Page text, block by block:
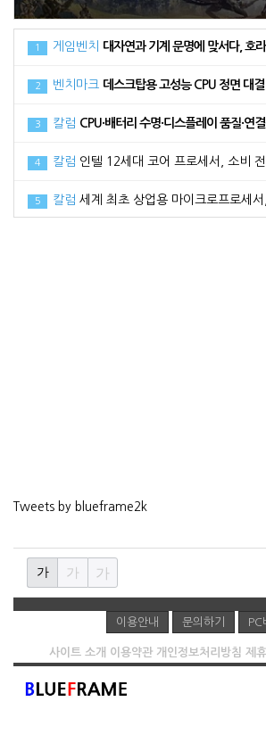
1 게임벤치 대자연과 기계 문명에 맞서다, 호라이즌
2 벤치마크 데스크탑용 고성능 CPU 정면 대결!, AMD 라이젠 9
3 칼럼 CPU·배터리 수명·디스플레이 품질·연결성·폼 팩터, 새로운 노트
4 칼럼 인텔 12세대 코어 프로세서, 소비 전력을 지
5 칼럼 세계 최초 상업용 마이크로프로세서, 인
Tweets by blueframe2k
가 가 가
이용안내 문의하기 PC
사이트 소개 이용약관 개인정보처리방침 제